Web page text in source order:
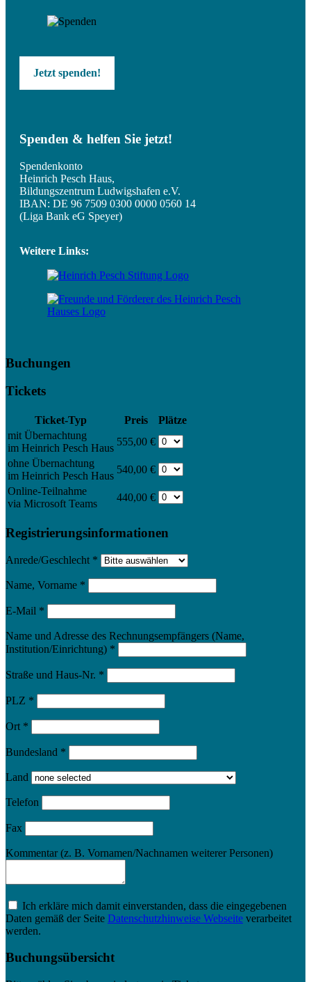
Jetzt spenden!
Spenden & helfen Sie jetzt!
Spendenkonto
Heinrich Pesch Haus,
Bildungszentrum Ludwigshafen e.V.
IBAN: DE 96 7509 0300 0000 0560 14
(Liga Bank eG Speyer)
Weitere Links:
Buchungen
Tickets
Ticket-Typ Preis
Plätze
mit Übernachtung
im Heinrich Pesch Haus
555,00 €
ohne Übernachtung
im Heinrich Pesch Haus
540,00 €
Online-Teilnahme
via Microsoft Teams
440,00 €
Registrierungsinformationen
Anrede/Geschlecht *
Name, Vorname *
E-Mail *
Name und Adresse des Rechnungsempfängers (Name,
Institution/Einrichtung) *
Straße und Haus-Nr. *
PLZ *
Ort *
Bundesland *
Land
Telefon
Fax
Kommentar (z. B. Vornamen/Nachnamen weiterer Personen)
Ich erkläre mich damit einverstanden, dass die eingegebenen
Daten gemäß der Seite Datenschutzhinweise Webseite verarbeitet
werden.
Buchungsübersicht